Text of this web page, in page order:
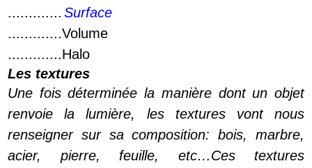
............. Surface
.............Volume
.............Halo
Les textures
Une fois déterminée la manière dont un objet
renvoie la lumière, les textures vont nous
renseigner sur sa composition: bois, marbre,
acier, pierre, feuille, etc…Ces textures